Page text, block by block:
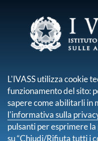
sei qui:
L'IVASS utilizza cookie
funzionamento del sito:
sapere come abilitarli in
l'informativa sulla
pulsanti per esprimere
su “Chiudi/Rifiuta tutti i